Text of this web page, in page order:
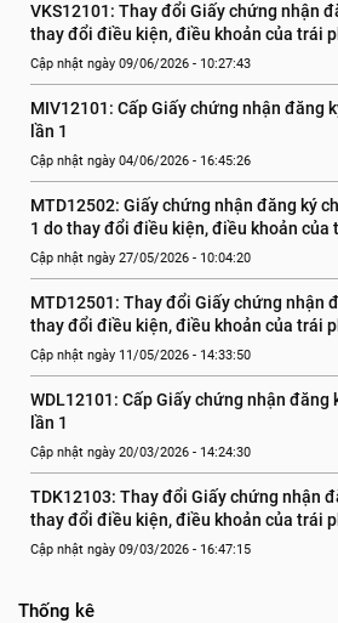
VKS12101: Thay đổi Giấy chứng nhận
thay đổi điều kiện, điều khoản của trái
Cập nhật ngày 09/06/2026 - 10:27:43
MIV12101: Cấp Giấy chứng nhận đăng
lần 1
Cập nhật ngày 04/06/2026 - 16:45:26
MTD12502: Giấy chứng nhận đăng ký
1 do thay đổi điều kiện, điều khoản của
Cập nhật ngày 27/05/2026 - 10:04:20
MTD12501: Thay đổi Giấy chứng nhận
thay đổi điều kiện, điều khoản của trái
Cập nhật ngày 11/05/2026 - 14:33:50
WDL12101: Cấp Giấy chứng nhận
lần 1
Cập nhật ngày 20/03/2026 - 14:24:30
TDK12103: Thay đổi Giấy chứng nhận
thay đổi điều kiện, điều khoản của trái
Cập nhật ngày 09/03/2026 - 16:47:15
Thống kê